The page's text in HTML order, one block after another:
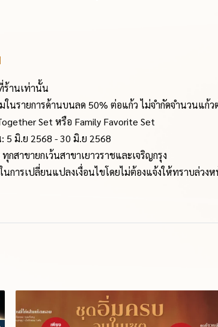
ร้านเท่านั้น
ในรายการด้านบนลด 50% ต่อแก้ว ไม่จำกัดจำนวนแก้ว
Set หรือ Family Favorite Set
5 มิ.ย 2568 - 30 มิ.ย 2568
กสาขายกเว้นสาขาเยาวราชและเจริญกรุง
การเปลี่ยนแปลงเงื่อนไขโดยไม่ต้องแจ้งให้ทราบล่วงห